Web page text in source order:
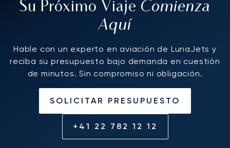
Su Próximo Viaje Comienza
Aquí
Hable con un experto en aviación de LunaJets y
reciba su presupuesto bajo demanda en cuestión
de minutos. Sin compromiso ni obligación.
SOLICITAR PRESUPUESTO
+41 22 782 12 12